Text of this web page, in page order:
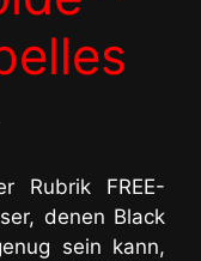
Rubrik FREE-
denen Black
sein kann,